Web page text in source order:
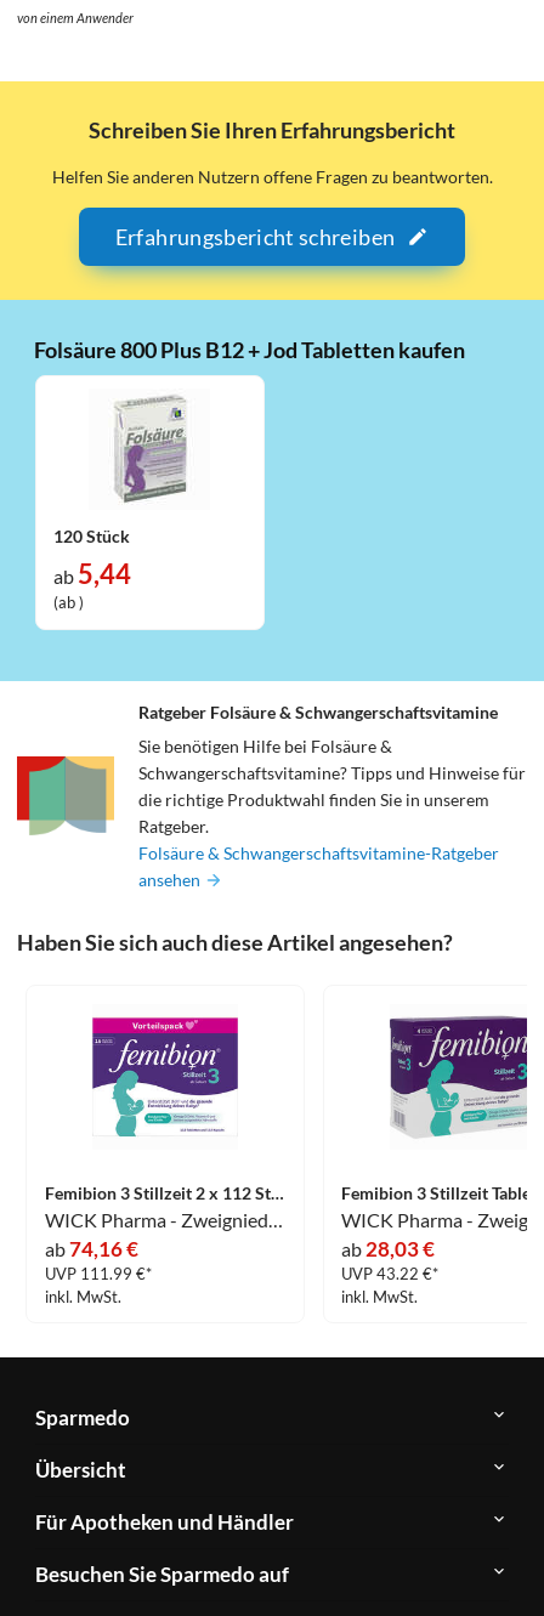
von einem Anwender
Schreiben Sie Ihren Erfahrungsbericht
Helfen Sie anderen Nutzern offene Fragen zu beantworten.
Erfahrungsbericht schreiben
Folsäure 800 Plus B12 + Jod Tabletten kaufen
120 Stück
ab 5,44
(ab )
Ratgeber Folsäure & Schwangerschaftsvitamine
Sie benötigen Hilfe bei Folsäure &
Schwangerschaftsvitamine? Tipps und Hinweise für
die richtige Produktwahl finden Sie in unserem
Ratgeber.
Folsäure & Schwangerschaftsvitamine-Ratgeber
ansehen
Haben Sie sich auch diese Artikel angesehen?
Femibion 3 Stillzeit 2 x 112 Stück
WICK Pharma - Zweigniederlassung der Procter & Gamble GmbH
ab74,16 €
UVP 111.99 €*
inkl. MwSt.
ab 28,03 €
UVP 43.22 €*
inkl. MwSt.
Sparmedo
Über
Sparmedo
FAQ
Kontakt
Übersicht
Herstellerverzeichnis
Produkte
A-
Für Apotheken und Händler
&
Besuchen Sie Sparmedo auf